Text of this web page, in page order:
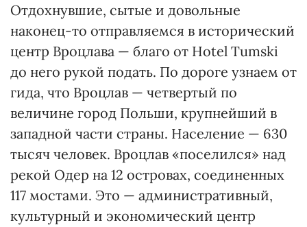
Отдохнувшие, сытые и довольные
наконец-то отправляемся в исторический
центр Вроцлава — благо от Hotel Tumski
до него рукой подать. По дороге узнаем от
гида, что Вроцлав — четвертый по
величине город Польши, крупнейший в
западной части страны. Население — 630
тысяч человек. Вроцлав «поселился» над
рекой Одер на 12 островах, соединенных
117 мостами. Это — административный,
культурный и экономический центр